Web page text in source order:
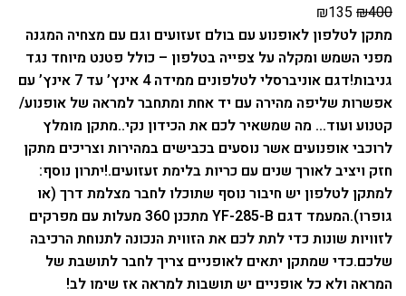
₪400
₪135
מתקן לטלפון לאופנוע עם בולם זעזועים וגם עם מצחיה המגנה
מפני השמש ומקלה על צפייה בטלפון – כולל פטנט מיוחד נגד
גניבות!
דגם אוניברסלי לטלפונים ממידה 4 אינץ’ עד 7 אינץ’ עם
אפשרות שליפה מהירה עם יד אחת ומתחבר למראה של אופנוע/
קטנוע ועוד… מה שמשאיר לכם את הכידון נקי..מתקן מומלץ
לרוכבי אופנועים אשר נוסעים בכבישים במהירות וצריכים מתקן
חזק ויציב לאורך שנים עם כריות בלימת זעזועים.!יתרון נוסף:
למתקן לטלפון יש חיבור נוסף שתוכלו לחבר מצלמת דרך (או
גופרו).
המעמד דגם YF-285-B מתכנן 360 מעלות עם מפרקים
לזוויות שונות כדי לתת לכם את הזווית הנכונה לתנוחת הרכיבה
שלכם.כדי שמתקן יתאים לאופניים צריך לחבר לתושבת של
המראה ולא כל אופניים יש תושבות למראה אז שימו לב!